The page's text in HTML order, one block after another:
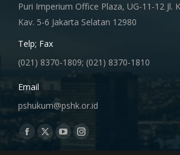
Puri Imperium Office Plaza, UG-11-12 Jl.
Kav. 5-6 Jakarta Selatan 12980
Telp; Fax
(021) 8370-1809; (021) 8370-1810
Email
pshukum@pshk.or.id
Find us on:
Facebook
X
YouTubeInstagram